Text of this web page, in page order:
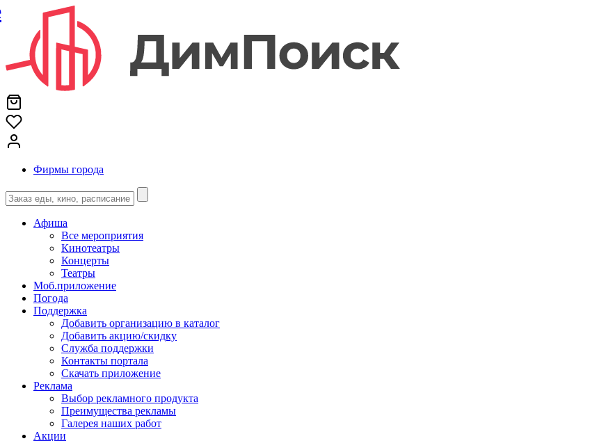
Фирмы города
Афиша
Все мероприятия
Кинотеатры
Концерты
Театры
Моб.приложение
Погода
Поддержка
Добавить организацию в каталог
Добавить акцию/скидку
Служба поддержки
Контакты портала
Скачать приложение
Реклама
Выбор рекламного продукта
Преимущества рекламы
Галерея наших работ
Акции